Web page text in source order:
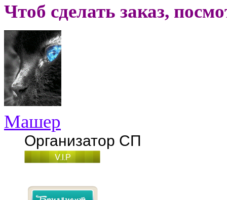
Чтоб сделать заказ,
Машер
Организатор СП